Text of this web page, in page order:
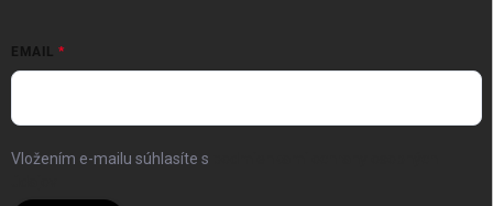
EMAIL
Vložením e-mailu súhlasíte s